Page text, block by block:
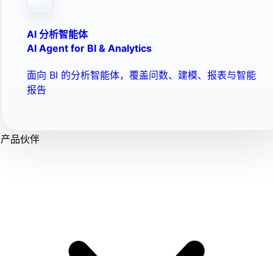
AI 分析智能体
AI Agent for BI & Analytics
面向 BI 的分析智能体，覆盖问数、建模、报表与智能
报告
产品伙伴